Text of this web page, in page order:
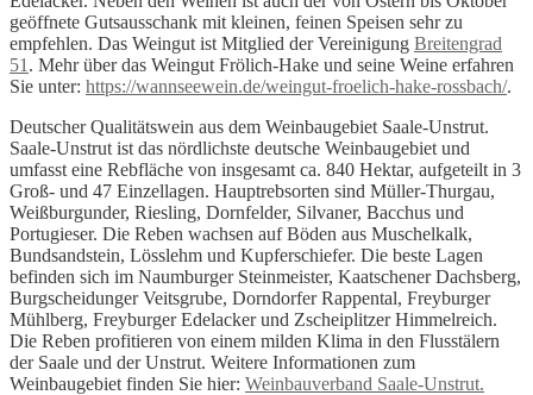
geöffnete Gutsausschank mit kleinen, feinen Speisen sehr zu
empfehlen. Das Weingut ist Mitglied der Vereinigung Breitengrad
51 . Mehr über das Weingut Frölich-Hake und seine Weine erfahren
Sie unter: https://wannseewein.de/weingut-froelich-hake-rossbach/.
Deutscher Qualitätswein aus dem Weinbaugebiet Saale-Unstrut.
Saale-Unstrut ist das nördlichste deutsche Weinbaugebiet und
umfasst eine Rebfläche von insgesamt ca. 840 Hektar, aufgeteilt in 3
Groß- und 47 Einzellagen. Hauptrebsorten sind Müller-Thurgau,
Weißburgunder, Riesling, Dornfelder, Silvaner, Bacchus und
Portugieser. Die Reben wachsen auf Böden aus Muschelkalk,
Bundsandstein, Lösslehm und Kupferschiefer. Die beste Lagen
befinden sich im Naumburger Steinmeister, Kaatschener Dachsberg,
Burgscheidunger Veitsgrube, Dorndorfer Rappental, Freyburger
Mühlberg, Freyburger Edelacker und Zscheiplitzer Himmelreich.
Die Reben profitieren von einem milden Klima in den Flusstälern
der Saale und der Unstrut. Weitere Informationen zum
Weinbaugebiet finden Sie hier: Weinbauverband Saale-Unstrut.